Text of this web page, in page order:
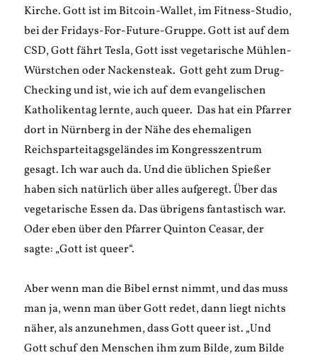
Kirche. Gott ist im Bitcoin-Wallet, im Fitness-Studio,
bei der Fridays-For-Future-Gruppe. Gott ist auf dem
CSD, Gott fährt Tesla, Gott isst vegetarische Mühlen-
Würstchen oder Nackensteak. Gott geht zum Drug-
Checking und ist, wie ich auf dem evangelischen
Katholikentag lernte, auch queer. Das hat ein Pfarrer
dort in Nürnberg in der Nähe des ehemaligen
Reichsparteitagsgeländes im Kongresszentrum
gesagt. Ich war auch da. Und die üblichen Spießer
haben sich natürlich über alles aufgeregt. Über das
vegetarische Essen da. Das übrigens fantastisch war.
Oder eben über den Pfarrer Quinton Ceasar, der
sagte: „Gott ist queer“.
Aber wenn man die Bibel ernst nimmt, und das muss
man ja, wenn man über Gott redet, dann liegt nichts
näher, als anzunehmen, dass Gott queer ist. „Und
Gott schuf den Menschen ihm zum Bilde, zum Bilde